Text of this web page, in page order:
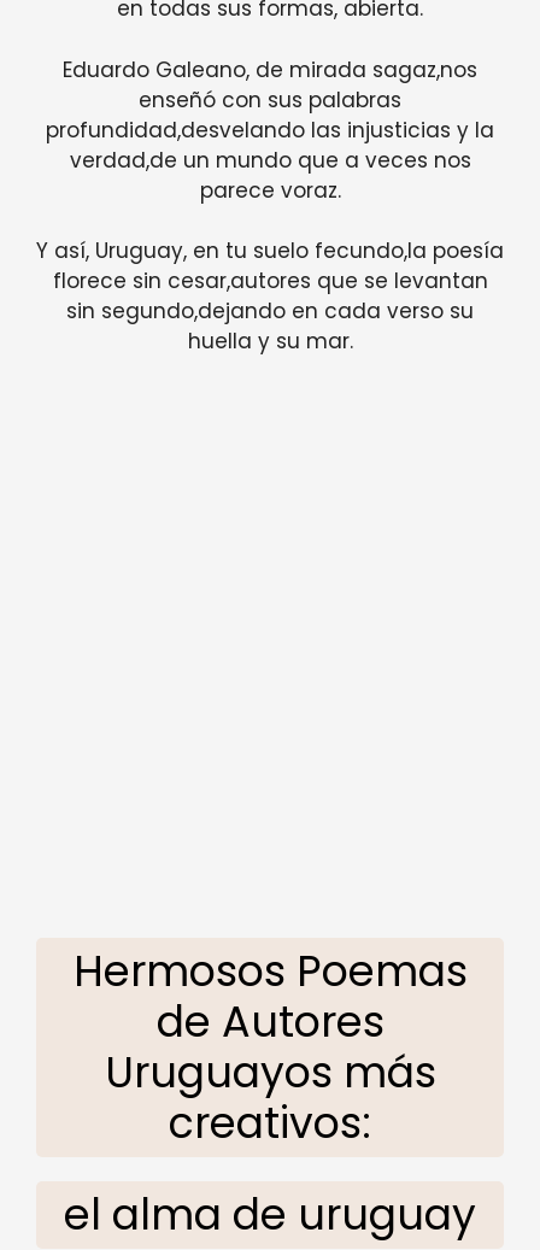
en todas sus formas, abierta.
Eduardo Galeano, de mirada sagaz,nos
enseñó con sus palabras
profundidad,desvelando las injusticias y la
verdad,de un mundo que a veces nos
parece voraz.
Y así, Uruguay, en tu suelo fecundo,la poesía
florece sin cesar,autores que se levantan
sin segundo,dejando en cada verso su
huella y su mar.
Hermosos Poemas
de Autores
Uruguayos más
creativos:
el alma de uruguay